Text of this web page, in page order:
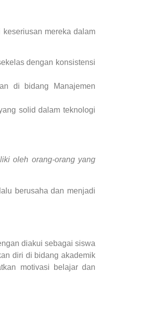
mereka dalam
dengan konsistensi
di bidang Manajemen
solid dalam teknologi
oleh orang-orang yang
berusaha dan menjadi
diakui sebagai siswa
diri di bidang akademik
motivasi belajar dan